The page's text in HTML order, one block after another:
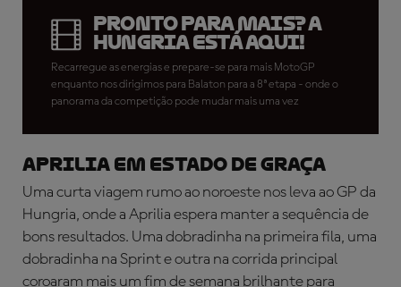
Pronto para mais? A
Hungria está aqui!
Recarregue as energias e prepare-se para mais MotoGP
enquanto nos dirigimos para Balaton para a 8ª etapa - onde o
panorama da competição pode mudar mais uma vez
APRILIA EM ESTADO DE GRAÇA
Uma curta viagem rumo ao noroeste nos leva ao GP da
Hungria, onde a Aprilia espera manter a sequência de
bons resultados. Uma dobradinha na primeira fila, uma
dobradinha na Sprint e outra na corrida principal
coroaram mais um fim de semana brilhante para